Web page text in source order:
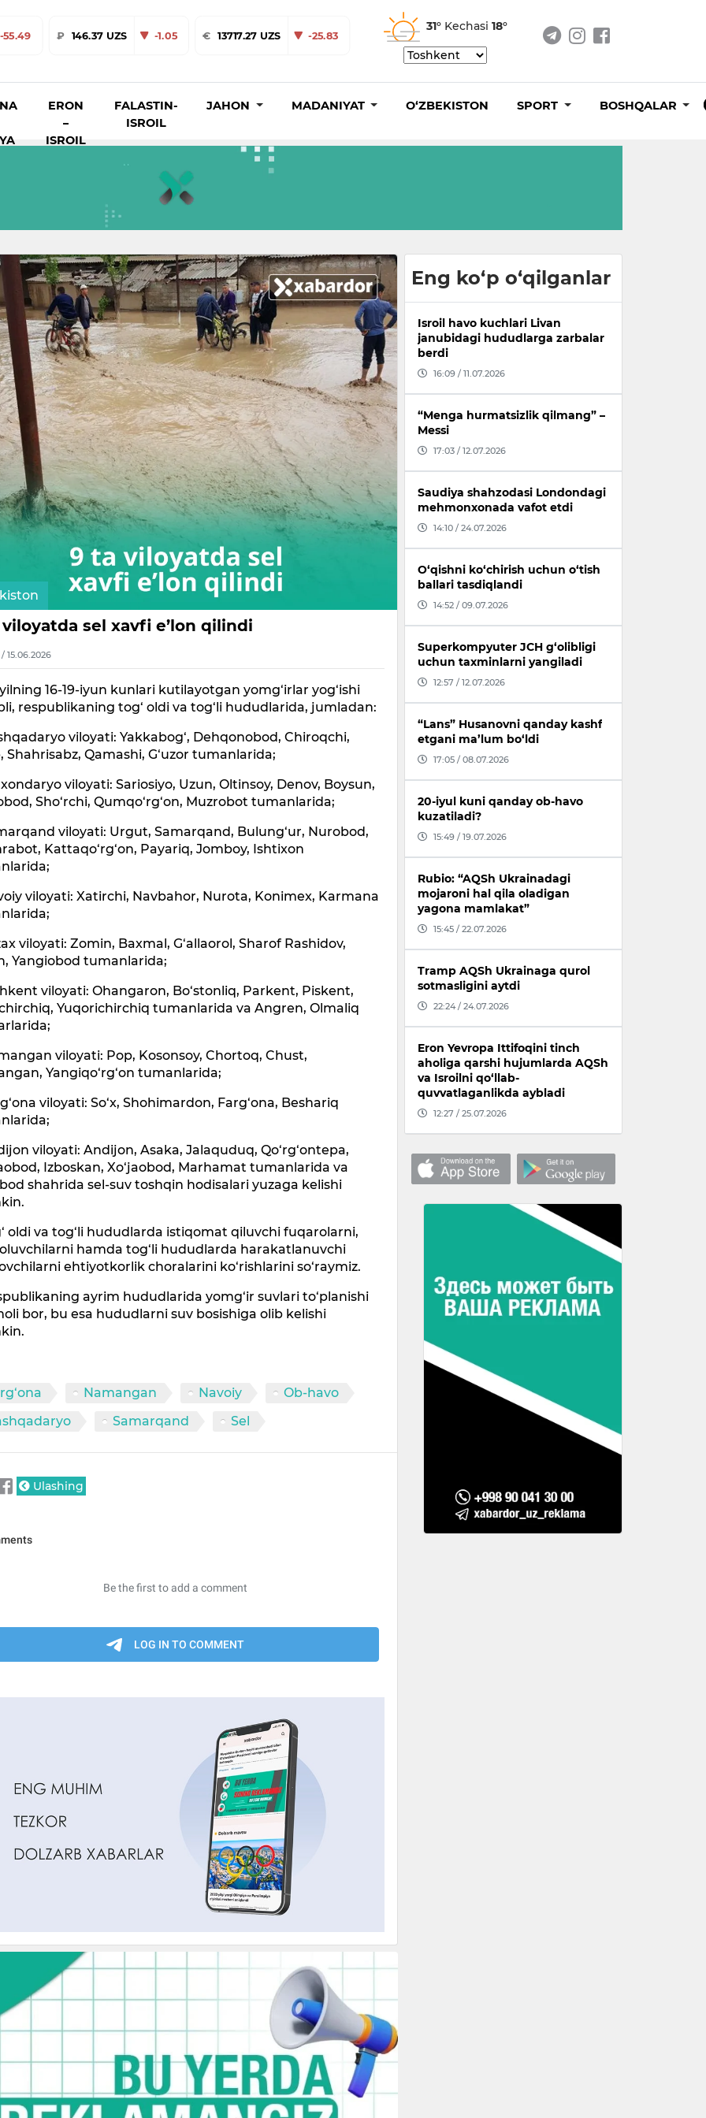
-55.49 ₽ 146.37 UZS -1.05 € 13717.27 UZS -25.83
31° Kechasi 18°
ERON
–
ISROIL
FALASTIN-
ISROIL
JAHON MADANIYAT O‘ZBEKISTON SPORT BOSHQALAR
sel xavfi e’lon qilindi
/ 15.06.2026
16-19-iyun kunlari kutilayotgan yomg‘irlar yog‘ishi
respublikaning tog‘ oldi va tog‘li hududlarida, jumladan:
viloyati: Yakkabog‘, Dehqonobod, Chiroqchi,
Shahrisabz, Qamashi, G‘uzor tumanlarida;
viloyati: Sariosiyo, Uzun, Oltinsoy, Denov, Boysun,
Sho‘rchi, Qumqo‘rg‘on, Muzrobot tumanlarida;
viloyati: Urgut, Samarqand, Bulung‘ur, Nurobod,
Kattaqo‘rg‘on, Payariq, Jomboy, Ishtixon
viloyati: Xatirchi, Navbahor, Nurota, Konimex, Karmana
viloyati: Zomin, Baxmal, G‘allaorol, Sharof Rashidov,
Yangiobod tumanlarida;
viloyati: Ohangaron, Bo‘stonliq, Parkent, Piskent,
Yuqorichirchiq tumanlarida va Angren, Olmaliq
viloyati: Pop, Kosonsoy, Chortoq, Chust,
Yangiqo‘rg‘on tumanlarida;
viloyati: So‘x, Shohimardon, Farg‘ona, Beshariq
viloyati: Andijon, Asaka, Jalaquduq, Qo‘rg‘ontepa,
Izboskan, Xo‘jaobod, Marhamat tumanlarida va
shahrida sel-suv toshqin hodisalari yuzaga kelishi
oldi va tog‘li hududlarda istiqomat qiluvchi fuqarolarni,
hamda tog‘li hududlarda harakatlanuvchi
ehtiyotkorlik choralarini ko‘rishlarini so‘raymiz.
ayrim hududlarida yomg‘ir suvlari to‘planishi
bor, bu esa hududlarni suv bosishiga olib kelishi
Namangan Navoiy
Ob-havo
Samarqand Sel
Ulashing
Eng ko‘p o‘qilganlar
Isroil havo kuchlari Livan
janubidagi hududlarga zarbalar
berdi
16:09 / 11.07.2026
“Menga hurmatsizlik qilmang” –
Messi
17:03 / 12.07.2026
Saudiya shahzodasi Londondagi
mehmonxonada vafot etdi
14:10 / 24.07.2026
O‘qishni ko‘chirish uchun o‘tish
ballari tasdiqlandi
14:52 / 09.07.2026
Superkompyuter JCH g‘olibligi
uchun taxminlarni yangiladi
12:57 / 12.07.2026
“Lans” Husanovni qanday kashf
etgani ma’lum bo‘ldi
17:05 / 08.07.2026
20-iyul kuni qanday ob-havo
kuzatiladi?
15:49 / 19.07.2026
Rubio: “AQSh Ukrainadagi
mojaroni hal qila oladigan
yagona mamlakat”
15:45 / 22.07.2026
Tramp AQSh Ukrainaga qurol
sotmasligini aytdi
22:24 / 24.07.2026
Eron Yevropa Ittifoqini tinch
aholiga qarshi hujumlarda AQSh
va Isroilni qo‘llab-
quvvatlaganlikda aybladi
12:27 / 25.07.2026